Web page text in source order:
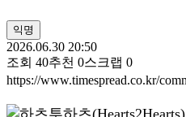
익명
2026.06.30 20:50
조회 40추천 0스크랩 0
https://www.timespread.co.kr/